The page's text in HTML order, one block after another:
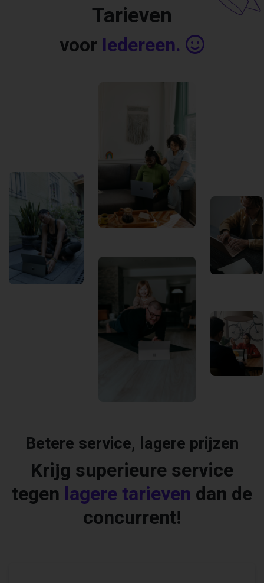
Tarieven
voor Iedereen.
Betere service, lagere prijzen
Krijg superieure service
tegen lagere tarieven dan de
concurrent!